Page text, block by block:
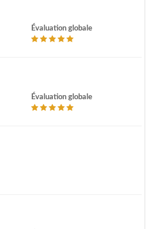
Évaluation globale
Évaluation globale